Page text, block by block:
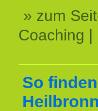
» zum
Coaching |
So